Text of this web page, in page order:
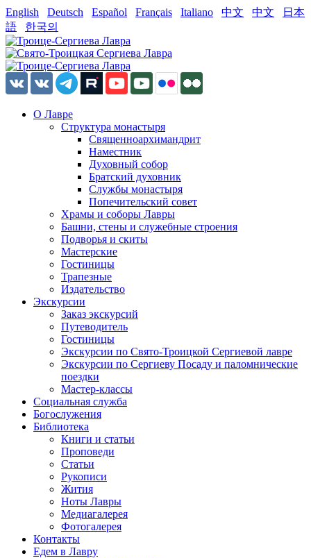
English Deutsch Español Français Italiano 中文 中文
日本
語
한국의
О Лавре
Структура монастыря
Священноархимандрит
Наместник
Духовный собор
Братский духовник
Службы монастыря
Попечительский совет
Храмы и соборы Лавры
Башни, стены и служебные строения
Подворья и скиты
Мастерские
Гостиницы
Трапезные
Издательство
Экскурсии
Заказ экскурсий
Путеводитель
Гостиницы
Экскурсии по Свято-Троицкой Сергиевой лавре
Экскурсии по Сергиеву Посаду и паломнические
поездки
Мастер-классы
Социальная служба
Богослужения
Библиотека
Книги и статьи
Проповеди
Статьи
Рукописи
Жития
Ноты Лавры
Медиагалерея
Фотогалерея
Контакты
Едем в Лавру